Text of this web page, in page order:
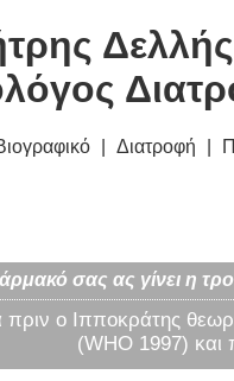
Διατροφή
σας ας γίνει η
πριν ο Ιπποκράτης
(WHO 1997) και